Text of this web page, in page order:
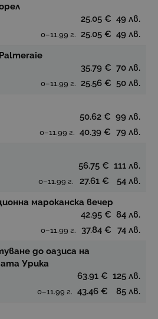
25.05 € 49 лв.
0–11.99 г. 25.05 € 49 лв.
35.79 € 70 лв.
0–11.99 г. 25.56 € 50 лв.
50.62 € 99 лв.
0–11.99 г. 40.39 € 79 лв.
56.75 € 111 лв.
0–11.99 г. 27.61 €
54 лв.
мароканска вечер
42.95 € 84 лв.
0–11.99 г. 37.84 €
74 лв.
до оазиса на
Урика
63.91 € 125 лв.
0–11.99 г. 43.46 €
85 лв.